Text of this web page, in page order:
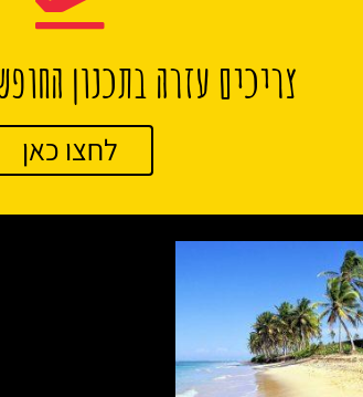
צריכים עזרה בתכנון
לחצו כאן